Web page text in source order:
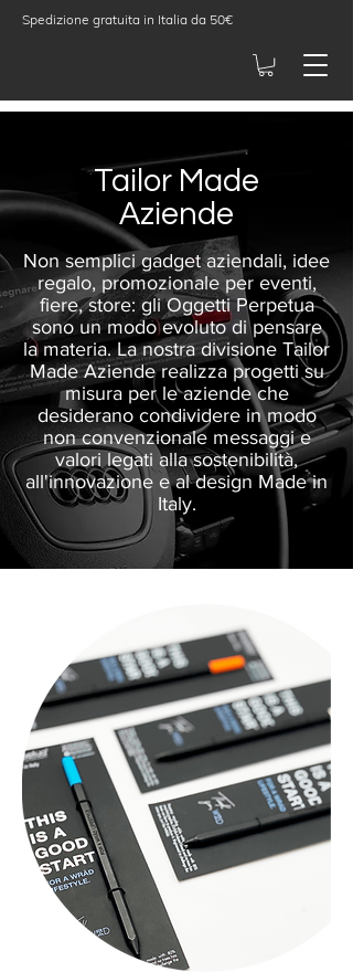
Spedizione gratuita in Italia da 50€
Tailor Made
Aziende
Non semplici gadget aziendali, idee
regalo, promozionale per eventi,
fiere, store: gli Oggetti Perpetua
sono un modo evoluto di pensare
la materia. La nostra divisione Tailor
Made Aziende realizza progetti su
misura per le aziende che
desiderano condividere in modo
non convenzionale messaggi e
valori legati alla sostenibilità,
all'innovazione e al design Made in
Italy.